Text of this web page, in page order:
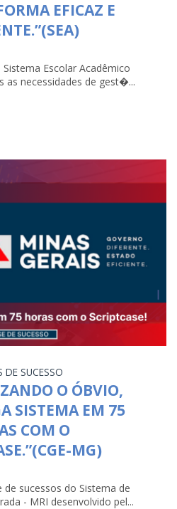
EFICAZ E
Escolar Acadêmico
as necessidades de gest�...
DE SUCESSO
O ÓBVIO,
SISTEMA EM 75
COM O
MG)
sucessos do Sistema de
- MRI desenvolvido pel...